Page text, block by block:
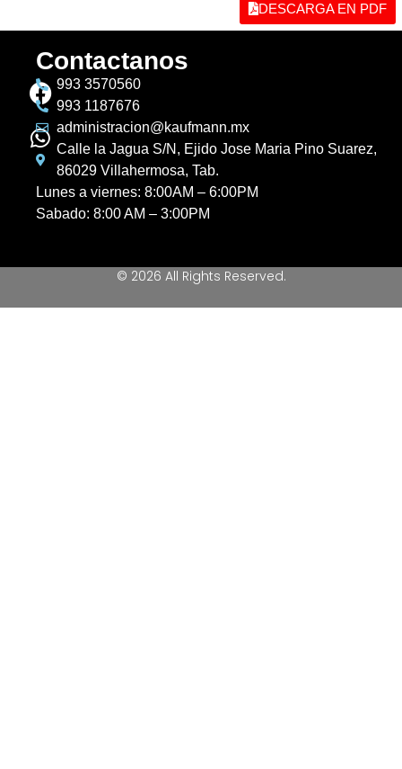
DESCARGA EN PDF
Contactanos
993 3570560
993 1187676
administracion@kaufmann.mx
Calle la Jagua S/N, Ejido Jose Maria Pino Suarez,
86029 Villahermosa, Tab.
Lunes a viernes: 8:00AM – 6:00PM
Sabado: 8:00 AM – 3:00PM
© 2026 All Rights Reserved.